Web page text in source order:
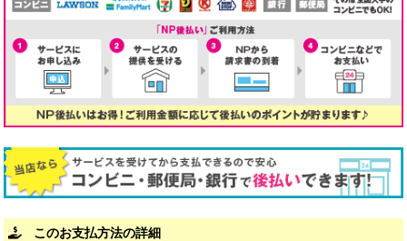
このお支払方法の詳細